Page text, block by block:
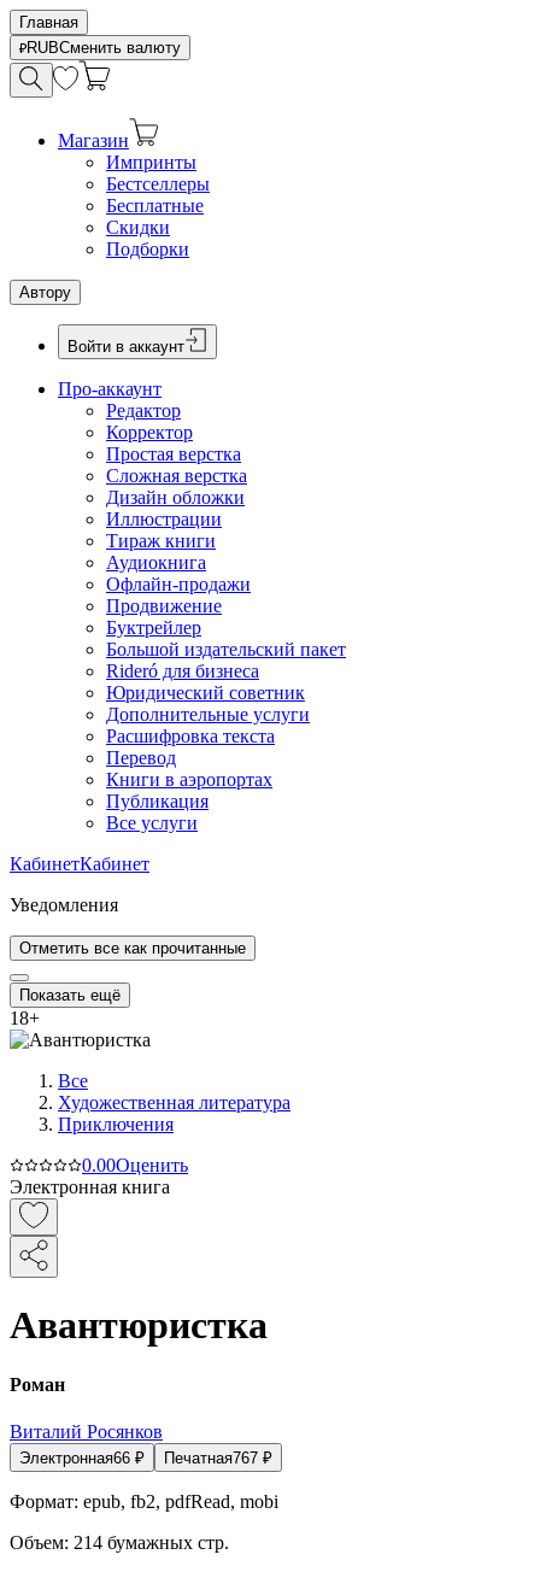
Главная
RUBСменить валюту
Магазин
Импринты
Бестселлеры
Бесплатные
Скидки
Подборки
Автору
Войти в аккаунт
Про-аккаунт
Редактор
Корректор
Простая верстка
Сложная верстка
Дизайн обложки
Иллюстрации
Тираж книги
Аудиокнига
Офлайн-продажи
Продвижение
Буктрейлер
Большой издательский пакет
Rideró для бизнеса
Юридический советник
Дополнительные услуги
Расшифровка текста
Перевод
Книги в аэропортах
Публикация
Все услуги
КабинетКабинет
Уведомления
Отметить все как прочитанные
Показать ещё
18+
Все
Художественная литература
Приключения
0.00Оценить
Электронная книга
Авантюристка
Роман
Виталий Росянков
Электронная66 ₽ Печатная767 ₽
Формат: epub, fb2, pdfRead, mobi
Объем: 214 бумажных стр.